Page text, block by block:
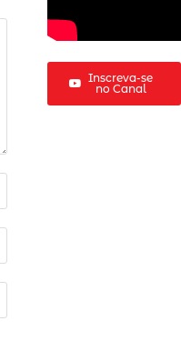
Inscreva-se
no Canal